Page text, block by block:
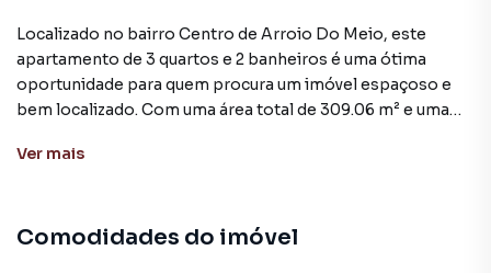
Localizado no bairro Centro de Arroio Do Meio, este
apartamento de 3 quartos e 2 banheiros é uma ótima
oportunidade para quem procura um imóvel espaçoso e
bem localizado. Com uma área total de 309.06 m² e uma
ambientes que proporcionam conforto e praticidade ao
O apartamento está inserido no condomínio Golden
Ver mais
Comodidades do imóvel